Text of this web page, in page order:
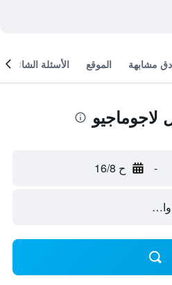
مشابهة الموقع الأسئلة الشائعة
- ح 16/8